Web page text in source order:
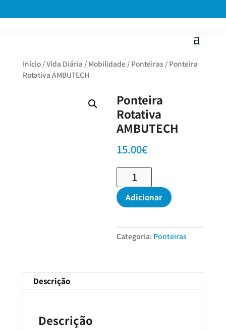
Início/Vida Diária / Mobilidade/ Ponteiras / Ponteira
Rotativa AMBUTECH
Ponteira
Rotativa
AMBUTECH
15.00€
Quantidade
Ponteira
Rotativa
Adicionar
Categoria: Ponteiras
Descrição
Descrição